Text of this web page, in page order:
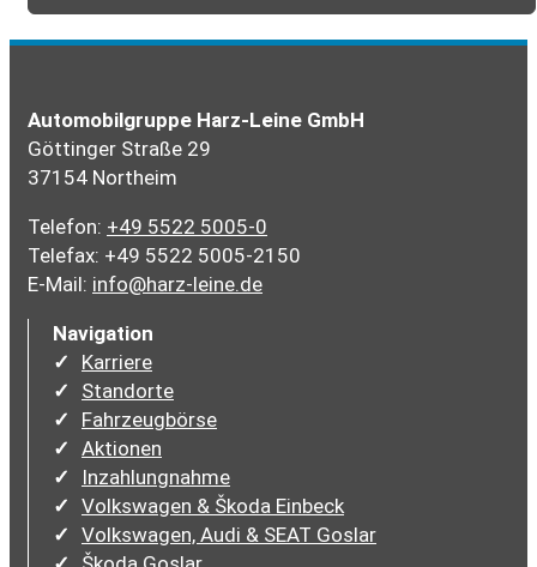
Automobilgruppe Harz-Leine GmbH
Göttinger Straße 29
37154 Northeim
Telefon: +49 5522 5005-0
Telefax: +49 5522 5005-2150
E-Mail: info@harz-leine.de
Navigation
Karriere
Standorte
Fahrzeugbörse
Aktionen
Inzahlungnahme
Volkswagen & Škoda Einbeck
Volkswagen, Audi & SEAT Goslar